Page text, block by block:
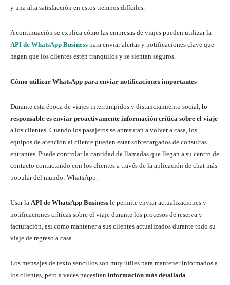
y una alta satisfacción en estos tiempos difíciles.
A continuación se explica cómo las empresas de viajes pueden utilizar la
API de WhatsApp Business para enviar alertas y notificaciones clave que
hagan que los clientes estén tranquilos y se sientan seguros.
Cómo utilizar WhatsApp para enviar notificaciones importantes
Durante esta época de viajes interrumpidos y distanciamiento social, lo
responsable es enviar proactivamente información crítica sobre el viaje
a los clientes. Cuando los pasajeros se apresuran a volver a casa, los
equipos de atención al cliente pueden estar sobrecargados de consultas
entrantes. Puede controlar la cantidad de llamadas que llegan a su centro de
contacto contactando con los clientes a través de la aplicación de chat más
popular del mundo: WhatsApp.
Usar la API de WhatsApp Business le permite enviar actualizaciones y
notificaciones críticas sobre el viaje durante los procesos de reserva y
facturación, así como mantener a sus clientes actualizados durante todo su
viaje de regreso a casa.
Los mensajes de texto sencillos son muy útiles para mantener informados a
los clientes, pero a veces necesitan información más detallada